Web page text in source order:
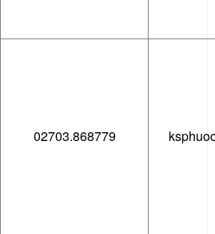
02703.868779